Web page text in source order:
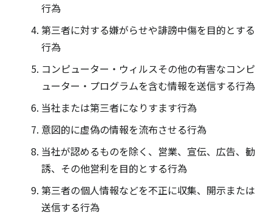
行為
第三者に対する嫌がらせや誹謗中傷を目的とする
行為
コンピューター・ウィルスその他の有害なコンピ
ューター・プログラムを含む情報を送信する行為
当社または第三者になりすます行為
意図的に虚偽の情報を流布させる行為
当社が認めるものを除く、営業、宣伝、広告、勧
誘、その他営利を目的とする行為
第三者の個人情報などを不正に収集、開示または
送信する行為